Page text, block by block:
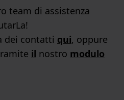
team di assistenza
dei contatti qui, oppure
il nostro modulo